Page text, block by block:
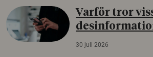
Varför tror
30 juli 2026